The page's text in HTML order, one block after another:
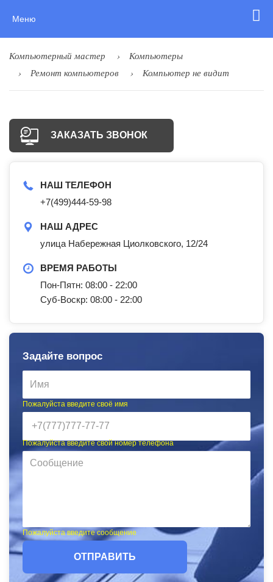
Меню
Компьютерный мастер
Компьютеры
Ремонт компьютеров
Компьютер не видит
ЗАКАЗАТЬ ЗВОНОК
НАШ ТЕЛЕФОН
+7(499)444-59-98
НАШ АДРЕС
улица Набережная Циолковского, 12/24
ВРЕМЯ РАБОТЫ
Пон-Пятн: 08:00 - 22:00
Суб-Воскр: 08:00 - 22:00
Задайте вопрос
Пожалуйста введите своё имя
Пожалуйста введите свой номер телефона
Пожалуйста введите сообщение
ОТПРАВИТЬ